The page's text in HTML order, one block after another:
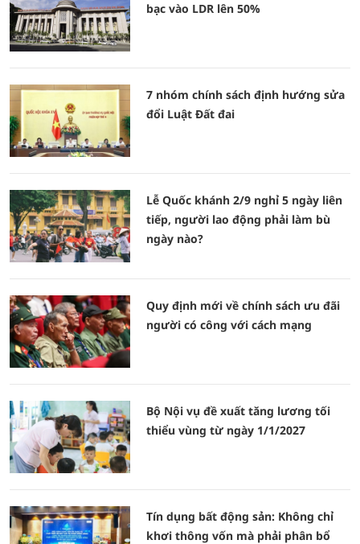
bạc vào LDR lên 50%
7 nhóm chính sách định hướng sửa
đổi Luật Đất đai
Lễ Quốc khánh 2/9 nghỉ 5 ngày liên
tiếp, người lao động phải làm bù
ngày nào?
Quy định mới về chính sách ưu đãi
người có công với cách mạng
Bộ Nội vụ đề xuất tăng lương tối
thiểu vùng từ ngày 1/1/2027
Tín dụng bất động sản: Không chỉ
khơi thông vốn mà phải phân bổ